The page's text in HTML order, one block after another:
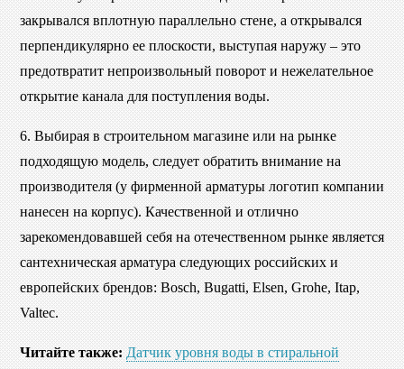
закрывался вплотную параллельно стене, а открывался
перпендикулярно ее плоскости, выступая наружу – это
предотвратит непроизвольный поворот и нежелательное
открытие канала для поступления воды.
6. Выбирая в строительном магазине или на рынке
подходящую модель, следует обратить внимание на
производителя (у фирменной арматуры логотип компании
нанесен на корпус). Качественной и отлично
зарекомендовавшей себя на отечественном рынке является
сантехническая арматура следующих российских и
европейских брендов: Bosch, Bugatti, Elsen, Grohe, Itap,
Valtec.
Читайте также: Датчик уровня воды в стиральной